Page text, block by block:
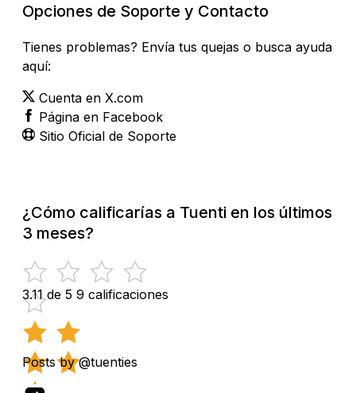
Opciones de Soporte y Contacto
Tienes problemas? Envía tus quejas o busca ayuda
aquí:
Cuenta en X.com
Página en Facebook
Sitio Oficial de Soporte
¿Cómo calificarías a Tuenti en los últimos
3 meses?
3.11 de 5 9 calificaciones
Posts by @tuenties